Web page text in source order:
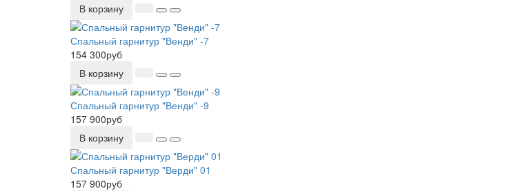
В корзину
Спальный гарнитур "Венди" -7
154 300руб
В корзину
Спальный гарнитур "Венди" -9
157 900руб
В корзину
Спальный гарнитур "Верди" 01
157 900руб